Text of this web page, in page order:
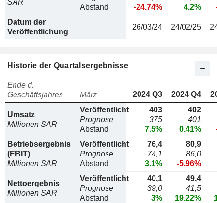
SAR
Abstand
-24.74%
4.2%
Datum der
Veröffentlichung
26/03/24 24/02/25
Historie der Quartalsergebnisse
Ende d.
Geschäftsjahres
März 2024 Q3 2024 Q4
Umsatz
Millionen SAR
Veröffentlicht
Prognose
Abstand
403
375
7.5%
402
401
0.41%
Betriebsergebnis
(EBIT)
Millionen SAR
Veröffentlicht
Prognose
Abstand
76,4
74,1
3.1%
80,9
86,0
-5.96%
Nettoergebnis
Millionen SAR
Veröffentlicht
Prognose
Abstand
40,1
39,0
3%
49,4
41,5
19.22%